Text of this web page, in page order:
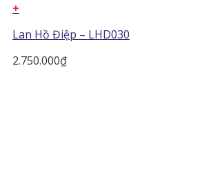
+
Lan Hồ Điệp – LHD030
2.750.000₫